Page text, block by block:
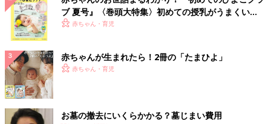
ブ 夏号』〈巻頭大特集〉初めての授乳がうまくい
く！ おっぱい・ミルクの基本と夏のトラブル 解決テ
赤ちゃん・育児
赤ちゃんが生まれたら！2冊の「たまひよ」
赤ちゃん・育児
お墓の撤去にいくらかかる？墓じまい費用